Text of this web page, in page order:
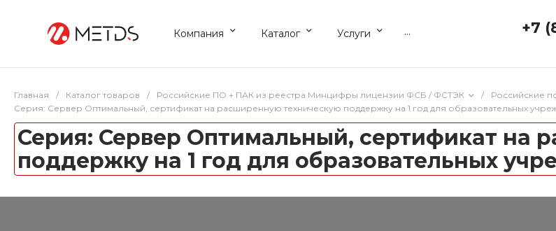
Компания Каталог Услуги ... +7
Главная / Каталог товаров / Российские ПО + ПАК из реестра Минцифры лицензии ФСБ / ФСТЭК / Российские
Серия: Сервер Оптимальный, сертификат на расширенную техническую поддержку на 1 год для образовательных
Серия: Сервер Оптимальный, сертификат на
поддержку на 1 год для образовательных